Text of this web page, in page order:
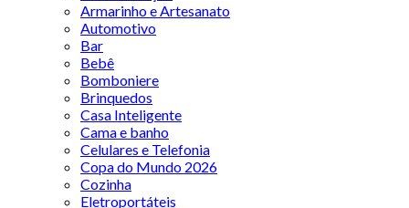
Armarinho e Artesanato
Automotivo
Bar
Bebê
Bomboniere
Brinquedos
Casa Inteligente
Cama e banho
Celulares e Telefonia
Copa do Mundo 2026
Cozinha
Eletroportáteis